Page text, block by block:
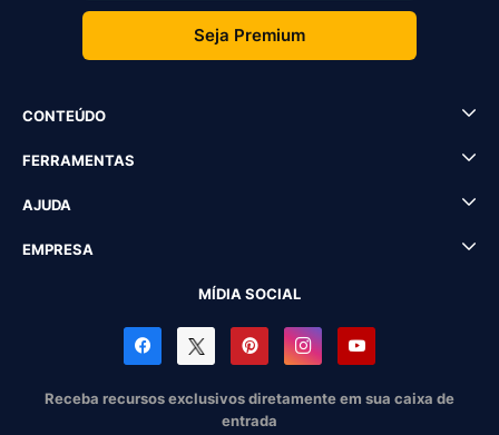
Seja Premium
CONTEÚDO
FERRAMENTAS
AJUDA
EMPRESA
MÍDIA SOCIAL
Receba recursos exclusivos diretamente em sua caixa de
entrada